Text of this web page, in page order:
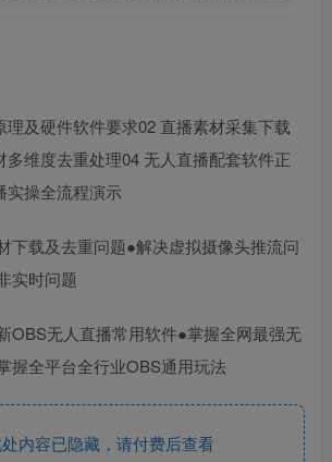
理及硬件软件要求02 直播素材采集下载
多维度去重处理04 无人直播配套软件正
实操全流程演示
下载及去重问题●解决虚拟摄像头推流问
实时问题
OBS无人直播常用软件●掌握全网最强无
握全平台全行业OBS通用玩法
内容已隐藏，请付费后查看